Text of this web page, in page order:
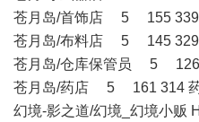
苍月岛/首饰店 5 155
苍月岛/布料店 5 145
苍月岛/仓库保管员 5
苍月岛/药店 5 161
幻境-影之道/幻境_幻境小贩